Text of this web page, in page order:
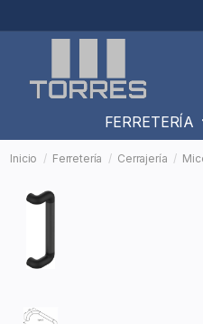
FERRETERÍA
Inicio Ferretería Cerrajería